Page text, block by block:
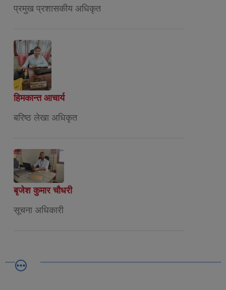
प्रमुख प्रशासकीय अधिकृत
हिमकान्त आचार्य
बरिष्ठ लेखा अधिकृत
बृजेश कुमार चौधरी
सूचना अधिकारी